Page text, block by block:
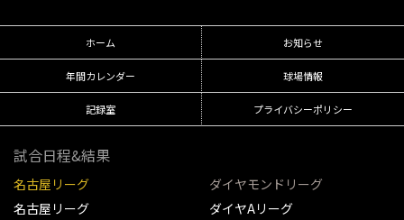
ホーム お知らせ
年間カレンダー 球場情報
記録室 プライバシーポリシー
試合日程&結果
名古屋リーグ
名古屋リーグ
ダイヤモンドリーグ
ダイヤAリーグ